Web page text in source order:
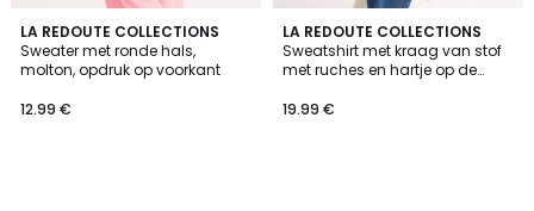
LA REDOUTE COLLECTIONS
Sweater met ronde hals,
molton, opdruk op voorkant
12.99 €
LA REDOUTE COLLECTIONS
Sweatshirt met kraag van stof
met ruches en hartje op de
19.99 €